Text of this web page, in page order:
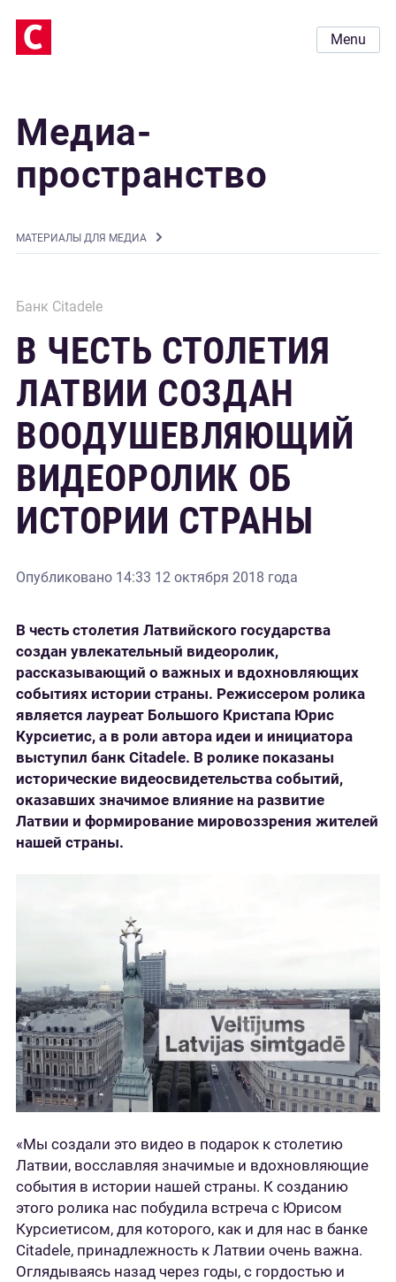
Menu
Медиа-
пространство
MАТЕРИАЛЫ ДЛЯ МЕДИА
Банк Citadele
В ЧЕСТЬ СТОЛЕТИЯ
ЛАТВИИ СОЗДАН
ВООДУШЕВЛЯЮЩИЙ
ВИДЕОРОЛИК ОБ
ИСТОРИИ СТРАНЫ
Опубликовано 14:33 12 октября 2018 года
В честь столетия Латвийского государства
создан увлекательный видеоролик,
рассказывающий о важных и вдохновляющих
событиях истории страны. Режиссером ролика
является лауреат Большого Кристапа Юрис
Курсиетис, а в роли автора идеи и инициатора
выступил банк Citadele. В ролике показаны
исторические видеосвидетельства событий,
оказавших значимое влияние на развитие
Латвии и формирование мировоззрения жителей
нашей страны.
«Мы создали это видео в подарок к столетию
Латвии, восславляя значимые и вдохновляющие
события в истории нашей страны. К созданию
этого ролика нас побудила встреча с Юрисом
Курсиетисом, для которого, как и для нас в банке
Citadele, принадлежность к Латвии очень важна.
Оглядываясь назад через годы, с гордостью и